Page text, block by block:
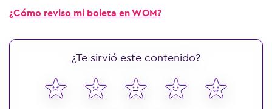
¿Cómo reviso mi boleta en WOM?
¿Te sirvió este contenido?